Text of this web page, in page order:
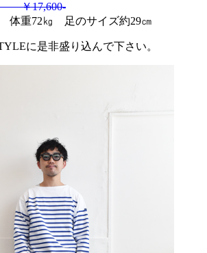
￥17,600-
重72㎏ 足のサイズ約29㎝
に是非盛り込んで下さい。